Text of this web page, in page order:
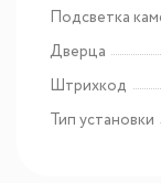
Подсветка
Дверца
Штрихкод
Тип установки